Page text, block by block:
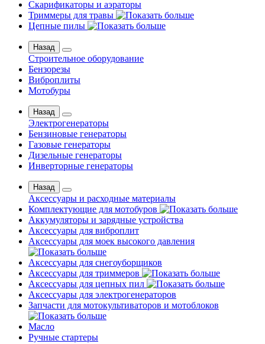
Скарификаторы и аэраторы
Триммеры для травы
Цепные пилы
Назад
Строительное оборудование
Бензорезы
Виброплиты
Мотобуры
Назад
Электрогенераторы
Бензиновые генераторы
Газовые генераторы
Дизельные генераторы
Инверторные генераторы
Назад
Аксессуары и расходные материалы
Комплектующие для мотобуров
Аккумуляторы и зарядные устройства
Аксессуары для виброплит
Аксессуары для моек высокого давления
Аксессуары для снегоуборщиков
Аксессуары для триммеров
Аксессуары для цепных пил
Аксессуары для электрогенераторов
Запчасти для мотокультиваторов и мотоблоков
Масло
Ручные стартеры